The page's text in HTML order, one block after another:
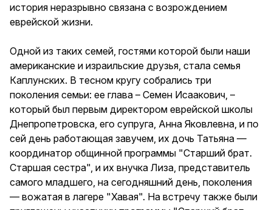
история неразрывно связана с возрождением
еврейской жизни.
Одной из таких семей, гостями которой были наши
американские и израильские друзья, стала семья
Каплунских. В тесном кругу собрались три
поколения семьи: ее глава – Семен Исаакович, –
который был первым директором еврейской школы
Днепропетровска, его супруга, Анна Яковлевна, и по
сей день работающая завучем, их дочь Татьяна —
координатор общинной программы "Старший брат.
Старшая сестра", и их внучка Лиза, представитель
самого младшего, на сегодняшний день, поколения
— вожатая в лагере "Хавая". На встречу также были